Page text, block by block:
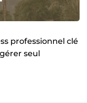
professionnel clé
seul